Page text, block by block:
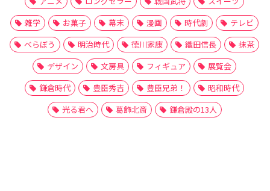
雑学
お菓子 幕末 漫画 時代劇
テレビ
べらぼう
明治時代 徳川家康 織田信長
抹茶
デザイン
文房具 フィギュア
展覧会
鎌倉時代
豊臣秀吉 豊臣兄弟！
昭和時代
光る君へ
葛飾北斎 鎌倉殿の13人